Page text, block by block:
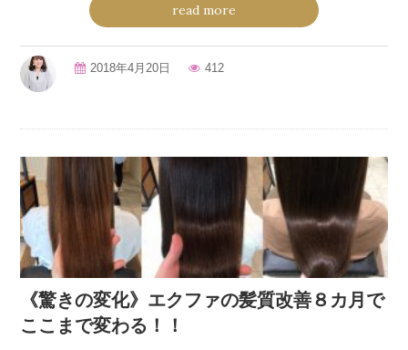
read more
2018年4月20日 412
《驚きの変化》エクファの髪質改善８カ月で
ここまで変わる！！